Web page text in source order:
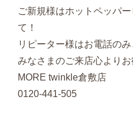
ご新規様はホットペッパ
て！
リピーター様はお電話のみ
みなさまのご来店心より
MORE twinkle倉敷店
0120-441-505